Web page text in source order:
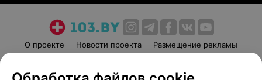
О проекте Новости проекта
Размещение рекламы
Пользовательское соглашение
Способы оплаты